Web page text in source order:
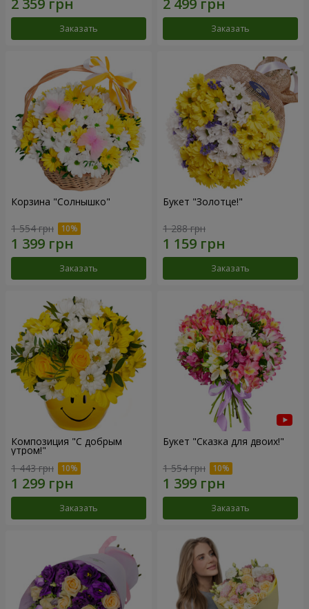
Заказать Заказать
Корзина "Солнышко"
1 554 грн
Заказать
Букет "Золотце!"
1 288 грн
Заказать
Композиция "С добрым
утром!"
1 443 грн
Заказать
Букет "Сказка для двоих!"
1 554 грн
Заказать